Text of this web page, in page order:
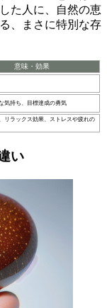
た人に、自然の恵
、まさに特別な存
意味・効果
気持ち、目標達成の勇気
リラックス効果、ストレスや疲れの
い